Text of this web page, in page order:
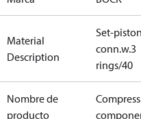
Material
Description
Set-
conn.w.3
rings/40
Nombre de
producto